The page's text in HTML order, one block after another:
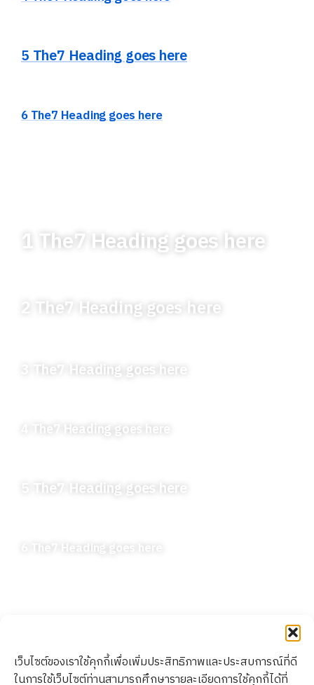
เว็บไซต์ของเราใช้คุกกี้เพื่อเพิ่มประสิทธิภาพและประสบการณ์ที่ดี
ในการใช้เว็บไซต์ท่านสามารถศึกษารายละเอียดการใช้คุกกี้ได้ที่
5 The7 Heading goes here
6 The7 Heading goes here
1 The7 Heading goes here
2 The7 Heading goes here
3 The7 Heading goes here
4 The7 Heading goes here
5 The7 Heading goes here
6 The7 Heading goes here
Thonburi
Healthcare
Copyright ©
2025
Privacy Policy l
Cookie Policy l